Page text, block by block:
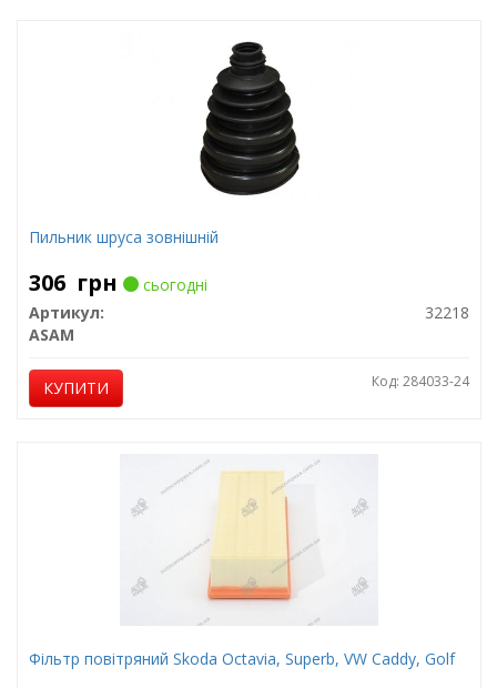
Пильник шруса зовнішній
306 грн
сьогодні
Артикул:
32218
ASAM
КУПИТИ Код: 284033-24
Фільтр повітряний Skoda Octavia, Superb, VW Caddy, Golf